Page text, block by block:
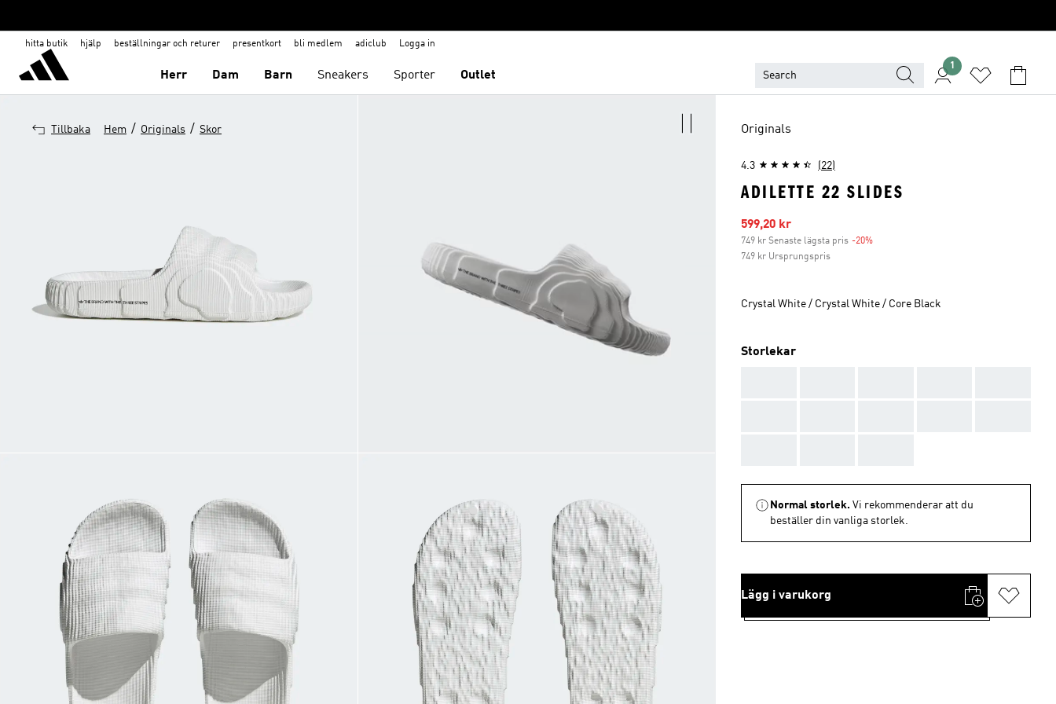
hitta butik hjälp beställningar och returer presentkort bli medlem adiclub Logga in
Herr Dam Barn Sneakers Sporter Outlet
1
Tillbaka Hem / Originals / Skor Originals
4.3 (22)
ADILETTE 22 SLIDES
Reapris
599,20 kr
749 kr Senaste lägsta pris -20%
749 kr Ursprungspris
Crystal White / Crystal White / Core Black
Storlekar
Normal storlek. Vi rekommenderar att du
beställer din vanliga storlek.
Lägg i varukorg